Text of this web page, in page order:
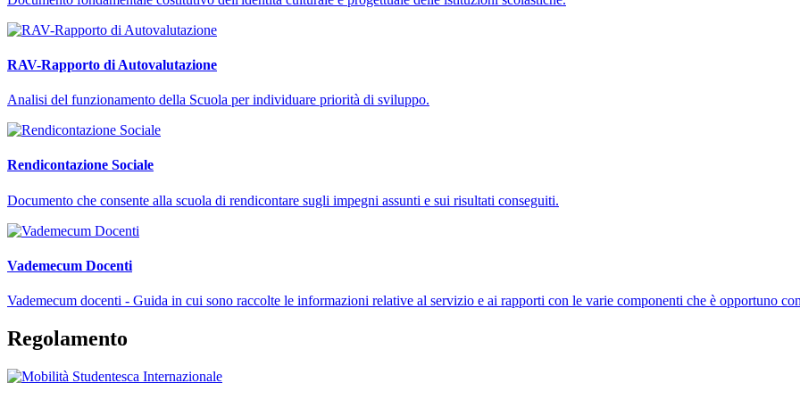
RAV-Rapporto di Autovalutazione
Analisi del funzionamento della Scuola per individuare priorità di sviluppo.
Rendicontazione Sociale
Documento che consente alla scuola di rendicontare sugli impegni assunti e sui risultati conseguiti.
Vademecum Docenti
Vademecum docenti - Guida in cui sono raccolte le informazioni relative al servizio e ai rapporti con le varie componenti che è opportuno
Regolamento